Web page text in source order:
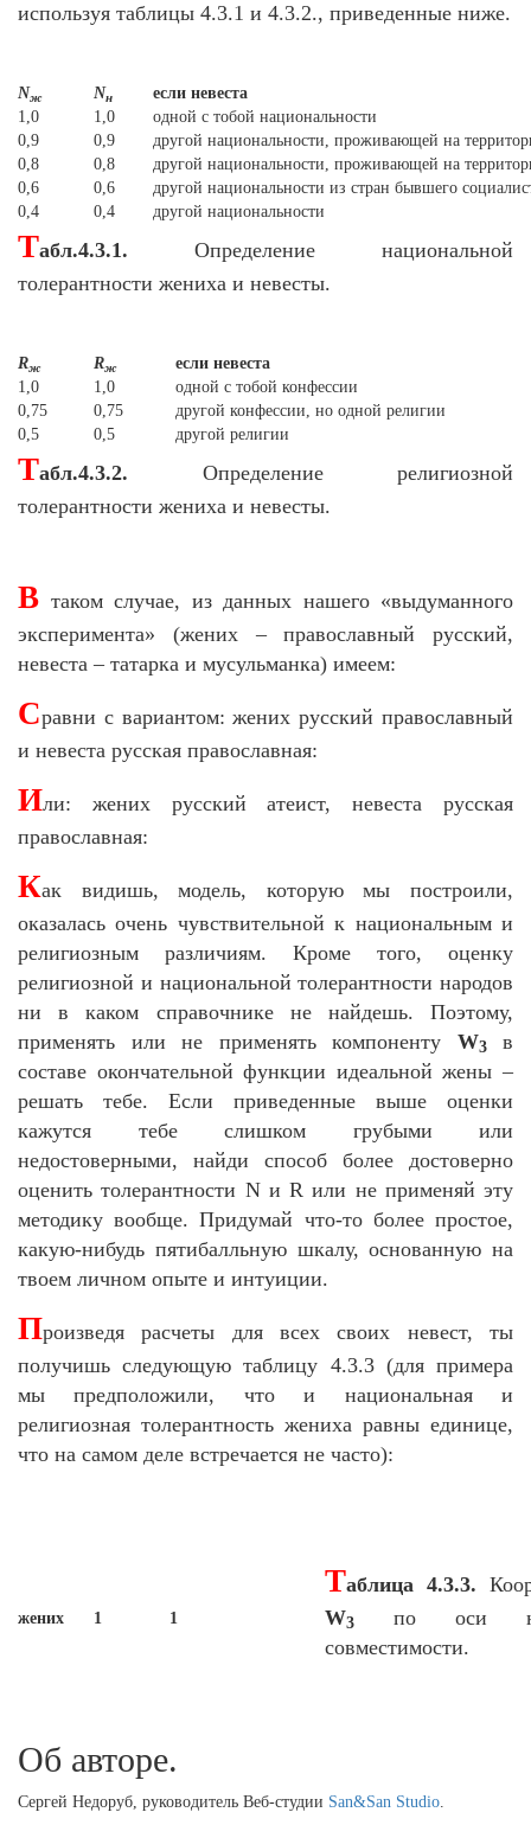
используя таблицы 4.3.1 и 4.3.2., приведенные ниже.
Nж Nн
если невеста
1,0
1,0
одной с тобой национальности
0,9
0,9
другой национальности, проживающей на
0,8
0,8
другой национальности, проживающей на
0,6
0,6
другой национальности из стран бывшего
0,4
0,4 другой национальности
Табл.4.3.1. Определение национальной
толерантности жениха и невесты.
Rж Rж
если невеста
1,0
1,0
одной с тобой конфессии
0,75
0,75
другой конфессии, но одной религии
0,5
0,5 другой религии
Табл.4.3.2. Определение религиозной
толерантности жениха и невесты.
В таком случае, из данных нашего «выдуманного
эксперимента» (жених – православный русский,
невеста – татарка и мусульманка) имеем:
Сравни с вариантом: жених русский православный
и невеста русская православная:
Или: жених русский атеист, невеста русская
православная:
Как видишь, модель, которую мы построили,
оказалась очень чувствительной к национальным и
религиозным различиям. Кроме того, оценку
религиозной и национальной толерантности народов
ни в каком справочнике не найдешь. Поэтому,
применять или не применять компоненту W3в
составе окончательной функции идеальной жены –
решать тебе. Если приведенные выше оценки
кажутся тебе слишком грубыми или
недостоверными, найди способ более достоверно
оценить толерантности N и R или не применяй эту
методику вообще. Придумай что-то более простое,
какую-нибудь пятибалльную шкалу, основанную на
твоем личном опыте и интуиции.
Произведя расчеты для всех своих невест, ты
получишь следующую таблицу 4.3.3 (для примера
мы предположили, что и национальная и
религиозная толерантность жениха равны единице,
что на самом деле встречается не часто):
жених 1 1
Таблица 4.3.3.
W3
по оси
совместимости.
Об авторе.
Сергей Недоруб, руководитель Веб-студии San&San Studio.